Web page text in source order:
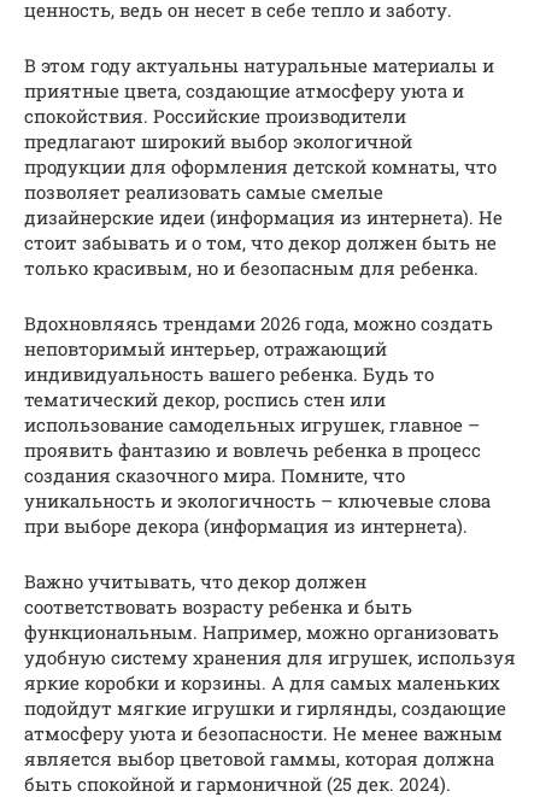
ценность, ведь он несет в себе тепло и заботу.
В этом году актуальны натуральные материалы и
приятные цвета, создающие атмосферу уюта и
спокойствия. Российские производители
предлагают широкий выбор экологичной
продукции для оформления детской комнаты, что
позволяет реализовать самые смелые
дизайнерские идеи (информация из интернета). Не
стоит забывать и о том, что декор должен быть не
только красивым, но и безопасным для ребенка.
Вдохновляясь трендами 2026 года, можно создать
неповторимый интерьер, отражающий
индивидуальность вашего ребенка. Будь то
тематический декор, роспись стен или
использование самодельных игрушек, главное –
проявить фантазию и вовлечь ребенка в процесс
создания сказочного мира. Помните, что
уникальность и экологичность – ключевые слова
при выборе декора (информация из интернета).
Важно учитывать, что декор должен
соответствовать возрасту ребенка и быть
функциональным. Например, можно организовать
удобную систему хранения для игрушек, используя
яркие коробки и корзины. А для самых маленьких
подойдут мягкие игрушки и гирлянды, создающие
атмосферу уюта и безопасности. Не менее важным
является выбор цветовой гаммы, которая должна
быть спокойной и гармоничной (25 дек. 2024).